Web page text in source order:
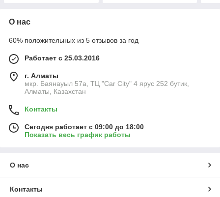
О нас
60% положительных из 5 отзывов за год
Работает с 25.03.2016
г. Алматы
мкр. Баянауыл 57а, ТЦ "Car Сity" 4 ярус 252 бутик,
Алматы, Казахстан
Контакты
Сегодня работает с 09:00 до 18:00
Показать весь график работы
О нас
Контакты